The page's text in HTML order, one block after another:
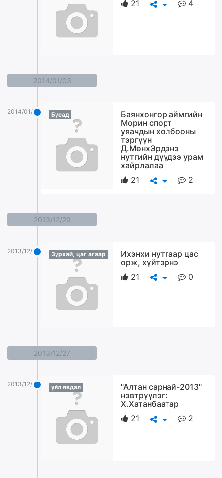
21 4
2014/01/03
2014/01/03 Бусад
Баянхонгор аймгийн
Морин спорт
уяачдын холбооны
тэргүүн
Д.МөнхЭрдэнэ
нутгийн дүүдээ урам
хайрлалаа
21
2
2013/12/29
2013/12/29 Зурхай, цаг агаар
Ихэнхи нутгаар цас
орж, хүйтэрнэ
21
0
2013/12/27
2013/12/27 үйл явдал
"Алтан сарнай-2013"
нэвтрүүлэг:
Х.Хатанбаатар
21
2